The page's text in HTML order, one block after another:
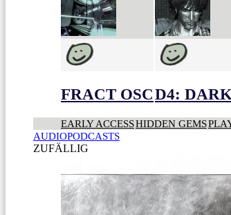
FRACT OSCD4:
EARLY ACCESSHIDDEN GEMS
AUDIOPODCASTS
ZUFÄLLIG